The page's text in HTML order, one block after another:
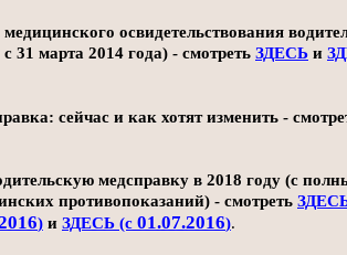
освидетельствования
31 марта 2014 года) - смотреть ЗДЕСЬ и
сейчас и как хотят изменить -
медсправку в 2018 году (с
противопоказаний) - смотреть
) и ЗДЕСЬ (с 01.07.2016).